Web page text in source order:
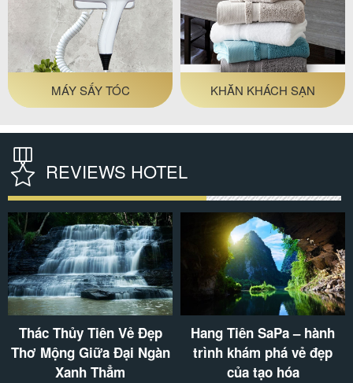
MÁY SẤY TÓC KHĂN KHÁCH SẠN
REVIEWS HOTEL
Thác Thủy Tiên Vẻ Đẹp
Thơ Mộng Giữa Đại Ngàn
Xanh Thẳm
Hang Tiên SaPa – hành
trình khám phá vẻ đẹp
của tạo hóa